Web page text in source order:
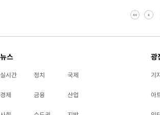
뉴스
실시간 정치 국제
경제 금융 산업
광
기
아